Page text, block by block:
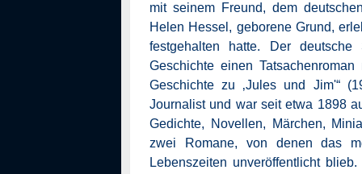
mit seinem Freund, dem
Helen Hessel, geborene Grund,
festgehalten hatte. Der
Geschichte einen
Geschichte zu ‚Jules und Jim'“
Journalist und war seit etwa 1898
Gedichte, Novellen, Märchen,
zwei Romane, von denen das
Lebenszeiten unveröffentlicht